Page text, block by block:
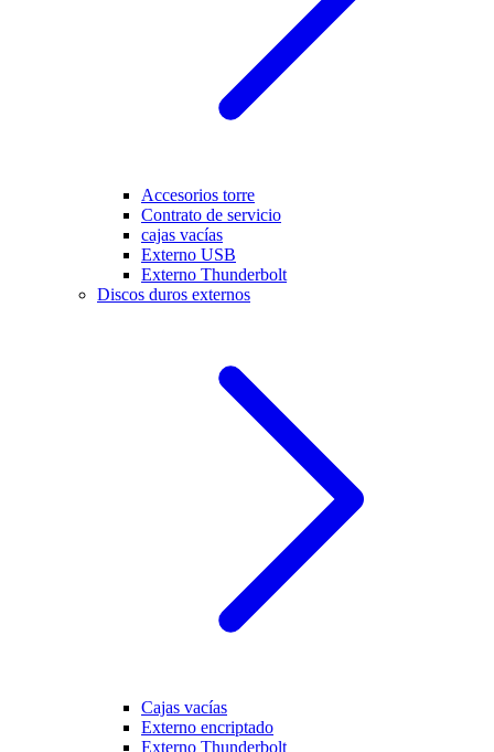
Accesorios torre
Contrato de servicio
cajas vacías
Externo USB
Externo Thunderbolt
Discos duros externos
Cajas vacías
Externo encriptado
Externo Thunderbolt